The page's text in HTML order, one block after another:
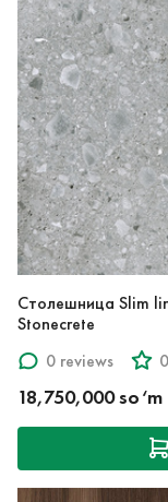
Столешница Slim
Stonecrete
0 reviews
18,750,000 so‘m